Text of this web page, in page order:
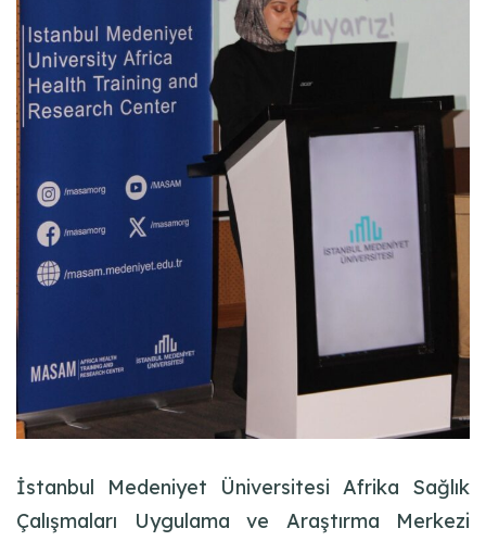
İstanbul Medeniyet Üniversitesi Afrika Sağlık
Çalışmaları Uygulama ve Araştırma Merkezi